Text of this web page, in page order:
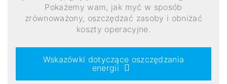
Pokażemy wam, jak myć w sposób
zrównoważony, oszczędzać zasoby i obniżać
koszty operacyjne.
Wskazówki dotyczące oszczędzania
energii